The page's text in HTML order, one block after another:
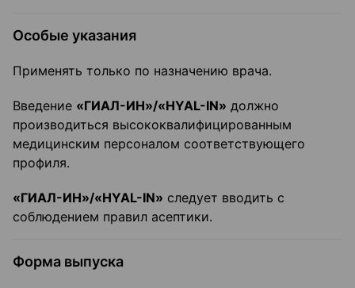
Особые указания
Применять только по назначению врача.
Введение «ГИАЛ-ИН»/«HYAL-IN» должно
производиться высококвалифицированным
медицинским персоналом соответствующего
профиля.
«ГИАЛ-ИН»/«HYAL-IN» следует вводить с
соблюдением правил асептики.
Форма выпуска